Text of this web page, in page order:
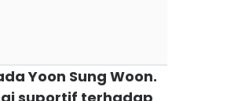
Yoon Sung Woon.